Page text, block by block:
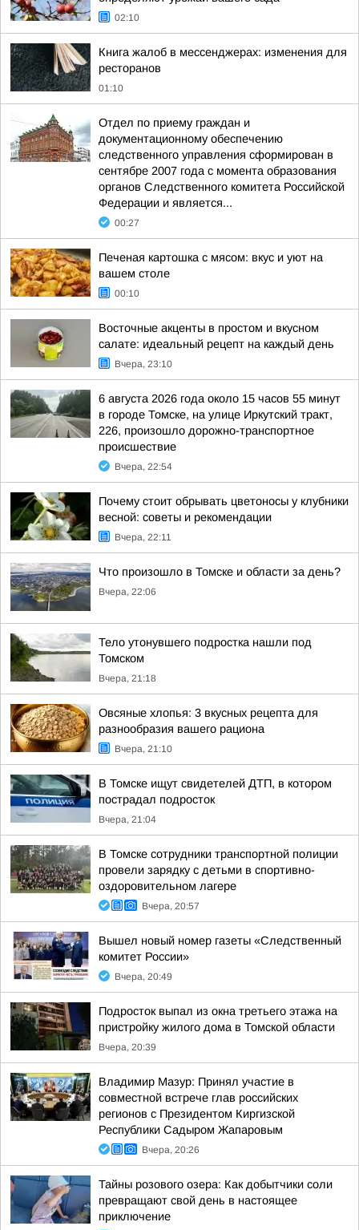
02:10
Книга жалоб в мессенджерах: изменения для
ресторанов
01:10
Отдел по приему граждан и
документационному обеспечению
следственного управления сформирован в
сентябре 2007 года с момента образования
органов Следственного комитета Российской
Федерации и является...
00:27
Печеная картошка с мясом: вкус и уют на
вашем столе
00:10
Восточные акценты в простом и вкусном
салате: идеальный рецепт на каждый день
Вчера, 23:10
6 августа 2026 года около 15 часов 55 минут
в городе Томске, на улице Иркутский тракт,
226, произошло дорожно-транспортное
происшествие
Вчера, 22:54
Почему стоит обрывать цветоносы у клубники
весной: советы и рекомендации
Вчера, 22:11
Что произошло в Томске и области за день?
Вчера, 22:06
Тело утонувшего подростка нашли под
Томском
Вчера, 21:18
Овсяные хлопья: 3 вкусных рецепта для
разнообразия вашего рациона
Вчера, 21:10
В Томске ищут свидетелей ДТП, в котором
пострадал подросток
Вчера, 21:04
В Томске сотрудники транспортной полиции
провели зарядку с детьми в спортивно-
оздоровительном лагере
Вчера, 20:57
Вышел новый номер газеты «Следственный
комитет России»
Вчера, 20:49
Подросток выпал из окна третьего этажа на
пристройку жилого дома в Томской области
Вчера, 20:39
Владимир Мазур: Принял участие в
совместной встрече глав российских
регионов с Президентом Киргизской
Республики Садыром Жапаровым
Вчера, 20:26
Тайны розового озера: Как добытчики соли
превращают свой день в настоящее
приключение